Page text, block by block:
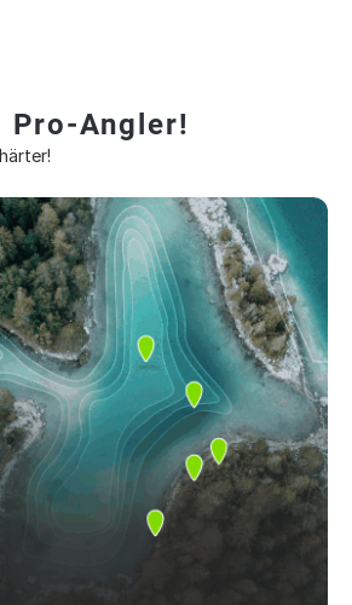
Pro-Angler!